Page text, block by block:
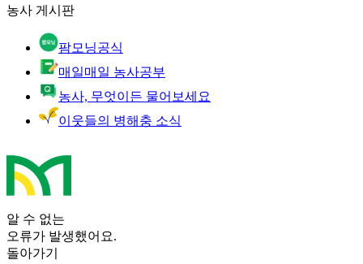
농사 게시판
팜모닝공식
매일매일 농사공부
농사, 무엇이든 물어보세요
이웃들의 병해충 소식
알 수 없는
오류가 발생했어요.
돌아가기